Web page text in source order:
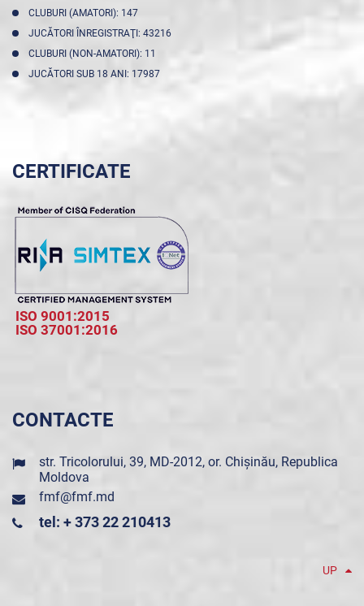
CLUBURI (AMATORI): 147
JUCĂTORI ÎNREGISTRAŢI: 43216
CLUBURI (NON-AMATORI): 11
JUCĂTORI SUB 18 ANI: 17987
CERTIFICATE
ISO 9001:2015
ISO 37001:2016
CONTACTE
str. Tricolorului, 39, MD-2012, or. Chișinău, Republica
Moldova
fmf@fmf.md
tel: + 373 22 210413
UP